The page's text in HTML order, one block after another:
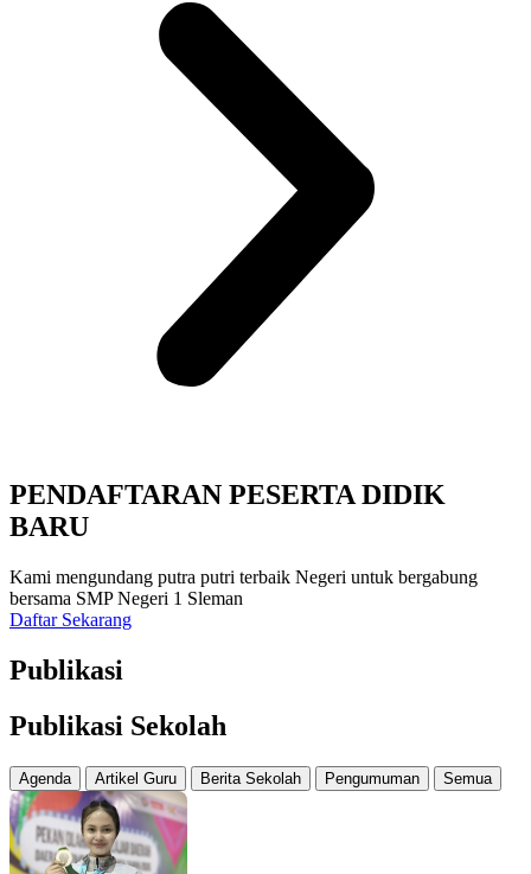
PENDAFTARAN PESERTA DIDIK
BARU
Kami mengundang putra putri terbaik Negeri untuk bergabung
bersama SMP Negeri 1 Sleman
Daftar Sekarang
Publikasi
Publikasi Sekolah
Agenda Artikel Guru Berita Sekolah Pengumuman Semua